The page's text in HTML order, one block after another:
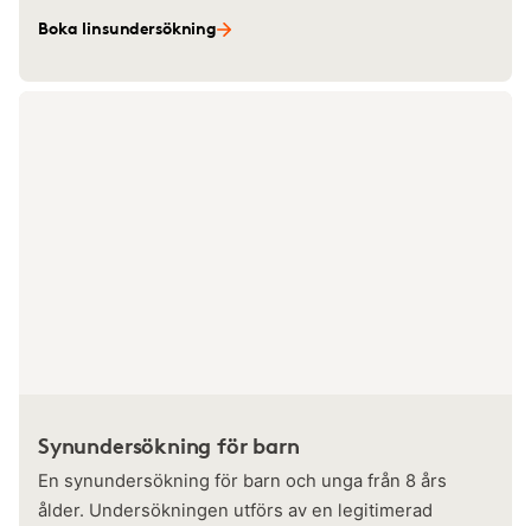
Boka linsundersökning
Synundersökning för barn
En synundersökning för barn och unga från 8 års
ålder. Undersökningen utförs av en legitimerad